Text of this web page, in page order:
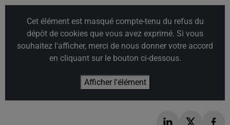
Cet élément est masqué compte-tenu du refus du
dépôt de cookies que vous avez exprimé. Si vous
souhaitez l'afficher, merci de nous donner votre accord
en cliquant sur le bouton ci-dessous.
Afficher l'élément